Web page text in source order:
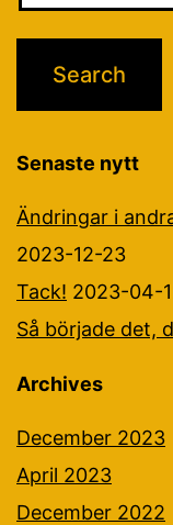
Senaste nytt
Ändringar i
2023-12-23
Tack! 2023-04-
Så började det,
Archives
December 2023
April 2023
December 2022